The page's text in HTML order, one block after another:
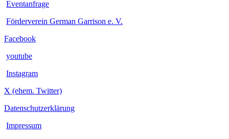
Eventanfrage
Förderverein German Garrison e. V.
Facebook
youtube
Instagram
X (ehem. Twitter)
Datenschutzerklärung
Impressum